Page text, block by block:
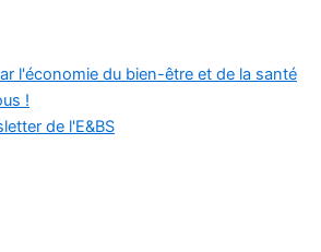
l'économie du bien-être et de la santé
!
de l'E&BS